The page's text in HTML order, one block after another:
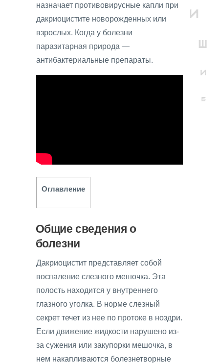
назначает противовирусные капли при
дакриоцистите новорожденных или
взрослых. Когда у болезни
паразитарная природа —
антибактериальные препараты.
Оглавление
Общие сведения о
болезни
Дакриоцистит представляет собой
воспаление слезного мешочка. Эта
полость находится у внутреннего
глазного уголка. В норме слезный
секрет течет из нее по протоке в ноздри.
Если движение жидкости нарушено из-
за сужения или закупорки мешочка, в
нем накапливаются болезнетворные